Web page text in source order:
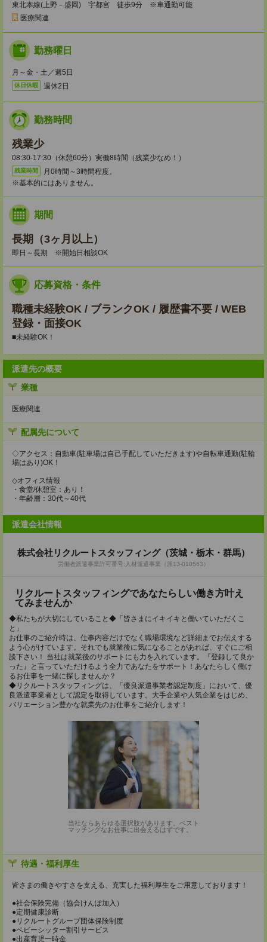
東北本線(上野－盛岡) 宇都宮 徒歩9分 ※車通勤可能
医療関連
勤務曜日
月～金・土／週5日
休日休暇 週休2日
勤務時間
残業少
08:30-17:30（休憩60分）実働8時間（残業少なめ！）
残業時間
月0時間～3時間程度。
※基本的にはありません。
期間
長期（3ヶ月以上）
即日～長期 ※開始日相談OK
応募資格・条件
職種未経験OK / ブランクOK / 履歴書不要 / WEB
登録・面接OK
■未経験OK！
派遣先の概要
業種
医療関連
配属先について
◇アクセス：自動車(駐車場は自己手配していただきます)や自転車通勤(駐輪
場はあり)OK！
◇オフィス情報
・食堂/休憩室：あり！
・年齢層：30代～40代
派遣会社情報
株式会社リクルートスタッフィング（茨城・栃木・群馬）
労働者派遣事業許可番号:人材派遣事業（派13-010563）
リクルートスタッフィングであなたらしい働き方叶え
てみませんか
◆私たちが大切にしていること◆「皆さまにイキイキと働いていただくこ
と」
お仕事のご紹介時は、仕事内容だけでなく職場環境など詳細までお伝えする
よう心がけています。それでも就業後に気になることがあれば、すぐにご相
談下さい！ 当社は就業後のサポートにも力を入れています。『登録して良か
った』と言っていただけるよう全力であなたをサポート！あなたらしく働け
るお仕事を一緒に探しませんか？
◆リクルートスタッフィングは、「優良派遣事業者認定制度」において、優
良派遣事業者として認定を取得しています。大手企業や人気企業をはじめ、
バリエーション豊かな就業先のお仕事をご紹介します！
当社ならあらゆる選択肢があります。ベスト
マッチングなお仕事に出会えるはずです。
待遇・福利厚生
皆さまの働きやすさを支える、充実した福利厚生をご用意しております！
●社会保険完備（協会けんぽ加入）
●定期健康診断
●リクルートグループ団体保険制度
●ベビーシッター割引サービス
●出産育児一時金